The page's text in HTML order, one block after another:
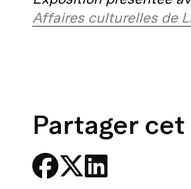
Affaires culturelles de
Partager